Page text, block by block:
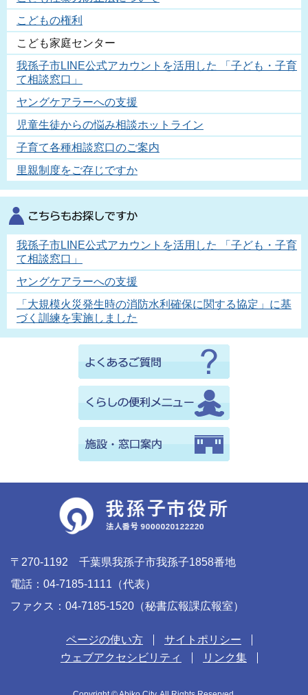
こどもの権利
こども家庭センター
我孫子市LINE公式アカウントを活用した 「子ども・子育
て相談窓口」
ヤングケアラーへの支援
児童生徒からの悩み相談ホットライン
子育て各種相談窓口のご案内
里親制度をご存じですか
我孫子市LINE公式アカウントを活用した 「子ども・子育
て相談窓口」
ヤングケアラーへの支援
「大規模火災発生時の消防水利確保に関する協定」に基
づく訓練を実施しました
〒270-1192 千葉県我孫子市我孫子1858番地
電話：04-7185-1111（代表）
ファクス：04-7185-1520（秘書広報課広報室）
ページの使い方
サイトポリシー
ウェブアクセシビリティ
リンク集